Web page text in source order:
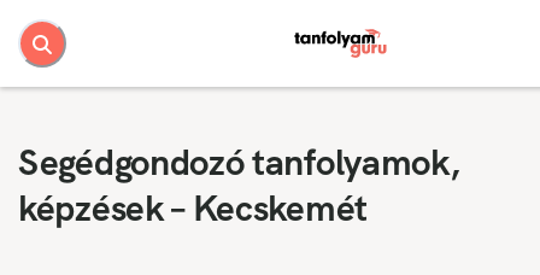
Segédgondozó tanfolyamok,
képzések – Kecskemét